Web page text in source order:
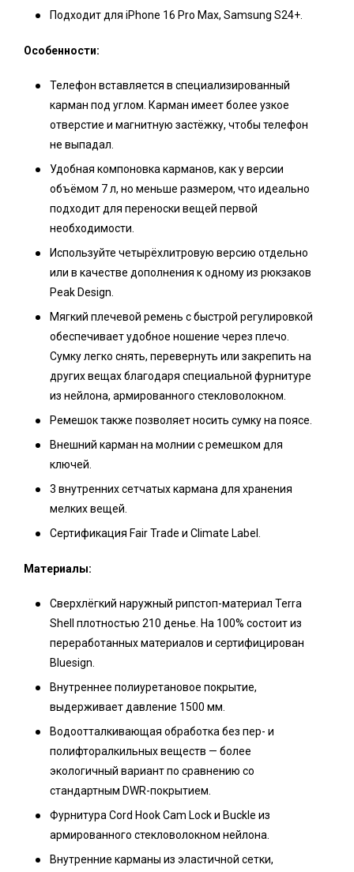
Подходит для iPhone 16 Pro Max, Samsung S24+.
Особенности:
Телефон вставляется в специализированный
карман под углом. Карман имеет более узкое
отверстие и магнитную застёжку, чтобы телефон
не выпадал.
Удобная компоновка карманов, как у версии
объёмом 7 л, но меньше размером, что идеально
подходит для переноски вещей первой
необходимости.
Используйте четырёхлитровую версию отдельно
или в качестве дополнения к одному из рюкзаков
Peak Design.
Мягкий плечевой ремень с быстрой регулировкой
обеспечивает удобное ношение через плечо.
Сумку легко снять, перевернуть или закрепить на
других вещах благодаря специальной фурнитуре
из нейлона, армированного стекловолокном.
Ремешок также позволяет носить сумку на поясе.
Внешний карман на молнии с ремешком для
ключей.
3 внутренних сетчатых кармана для хранения
мелких вещей.
Сертификация Fair Trade и Climate Label.
Материалы:
Сверхлёгкий наружный рипстоп-материал Terra
Shell плотностью 210 денье. На 100% состоит из
переработанных материалов и сертифицирован
Bluesign.
Внутреннее полиуретановое покрытие,
выдерживает давление 1500 мм.
Водоотталкивающая обработка без пер- и
полифторалкильных веществ — более
экологичный вариант по сравнению со
стандартным DWR-покрытием.
Фурнитура Cord Hook Cam Lock и Buckle из
армированного стекловолокном нейлона.
Внутренние карманы из эластичной сетки,